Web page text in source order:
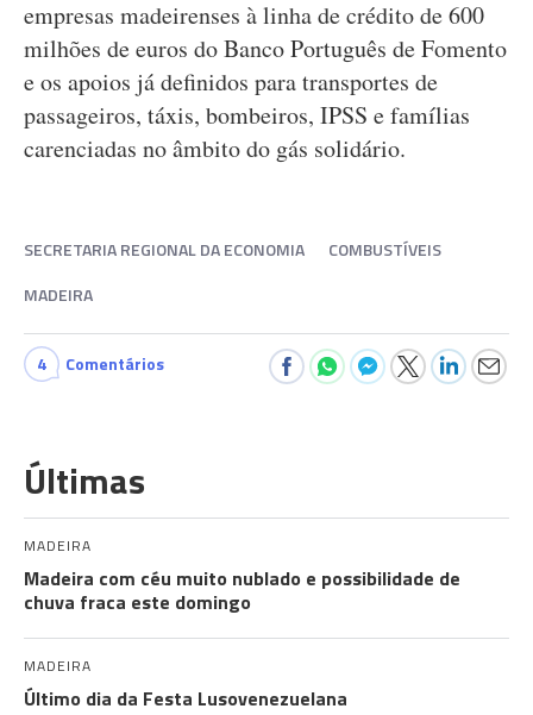
empresas madeirenses à linha de crédito de 600
milhões de euros do Banco Português de Fomento
e os apoios já definidos para transportes de
passageiros, táxis, bombeiros, IPSS e famílias
carenciadas no âmbito do gás solidário.
SECRETARIA REGIONAL DA ECONOMIA
COMBUSTÍVEIS
MADEIRA
4 Comentários
Últimas
MADEIRA
Madeira com céu muito nublado e possibilidade de
chuva fraca este domingo
MADEIRA
Último dia da Festa Lusovenezuelana